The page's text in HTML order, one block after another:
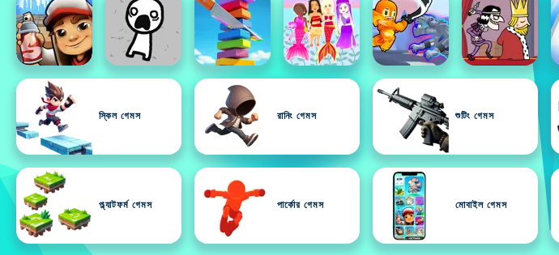
স্কিল গেমস রানিং গেমস শুটিং গেমস
প্ল্যাটফর্ম গেমস পার্কোর গেমস মোবাইল গেমস